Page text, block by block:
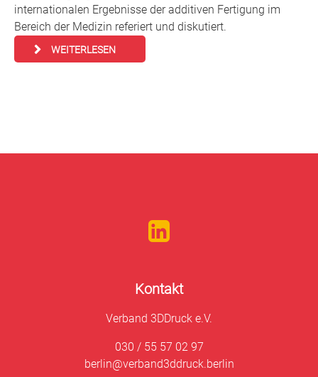
internationalen Ergebnisse der additiven Fertigung im
Bereich der Medizin referiert und diskutiert.
WEITERLESEN
Kontakt
Verband 3DDruck e.V.
030 / 55 57 02 97
berlin@verband3ddruck.berlin